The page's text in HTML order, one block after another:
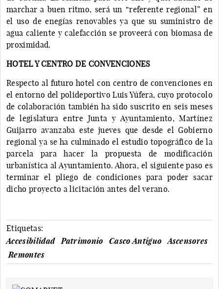
marchar a buen ritmo, será un “referente regional” en
el uso de enegías renovables ya que su suministro de
agua caliente y calefacción se proveerá con biomasa de
proximidad.
HOTEL Y CENTRO DE CONVENCIONES
Respecto al futuro hotel con centro de convenciones en
el entorno del polideportivo Luis Yúfera, cuyo protocolo
de colaboración también ha sido suscrito en seis meses
de legislatura entre Junta y Ayuntamiento, Martínez
Guijarro avanzaba este jueves que desde el Gobierno
regional ya se ha culminado el estudio topográfico de la
parcela para hacer la propuesta de modificación
urbanística al Ayuntamiento. Ahora, el siguiente paso es
terminar el pliego de condiciones para poder sacar
dicho proyecto a licitación antes del verano.
Etiquetas:
Accesibilidad
Patrimonio Casco Antiguo
Ascensores
Remontes